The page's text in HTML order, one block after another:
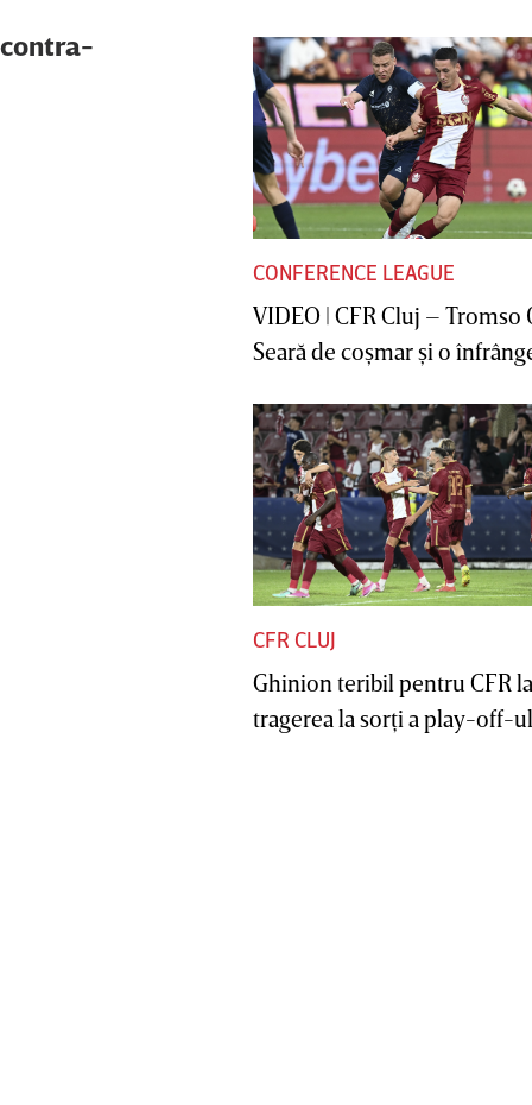
CONFERENCE LEAGUE
VIDEO | CFR Cluj – Tromso
Seară de coşmar şi o
CFR CLUJ
Ghinion teribil pentru CFR la
tragerea la sorţi a play-off-